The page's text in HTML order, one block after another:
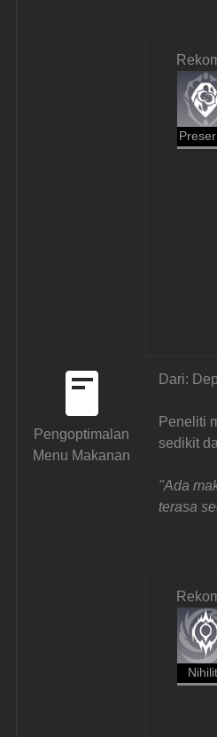
Menu Makanan
Dari:
Peneliti
sedikit
"Ada
terasa